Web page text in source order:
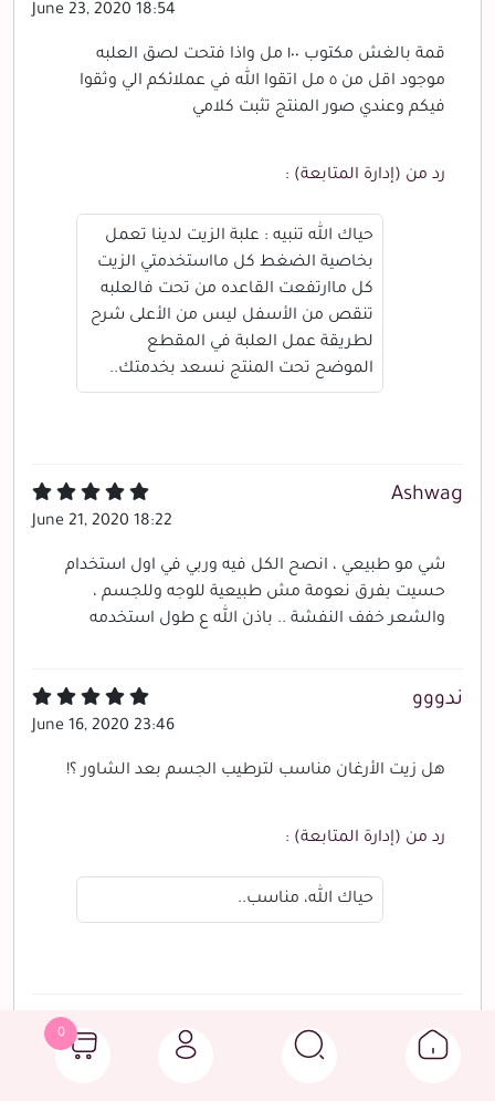
June 23, 2020 18:54
قمة بالغش مكتوب ١٠٠ مل واذا فتحت لصق العلبه
موجود اقل من ٥ مل اتقوا الله في عملائكم الي وثقوا
فيكم وعندي صور المنتج تثبت كلامي
رد من (إدارة المتابعة) :
حياك الله تنبيه : علبة الزيت لدينا تعمل
بخاصية الضغط كل مااستخدمتي الزيت
كل ماارتفعت القاعده من تحت فالعلبه
تنقص من الأسفل ليس من الأعلى شرح
لطريقة عمل العلبة في المقطع
الموضح تحت المنتج نسعد بخدمتك..
Ashwag
June 21, 2020 18:22
شي مو طبيعي ، انصح الكل فيه وربي في اول استخدام
حسيت بفرق نعومة مش طبيعية للوجه وللجسم ،
والشعر خفف النفشة .. باذن الله ع طول استخدمه
ندووو
June 16, 2020 23:46
هل زيت الأرغان مناسب لترطيب الجسم بعد الشاور ؟!
رد من (إدارة المتابعة) :
حياك الله، مناسب..
ام ريان
May 23, 2020 21:48
0